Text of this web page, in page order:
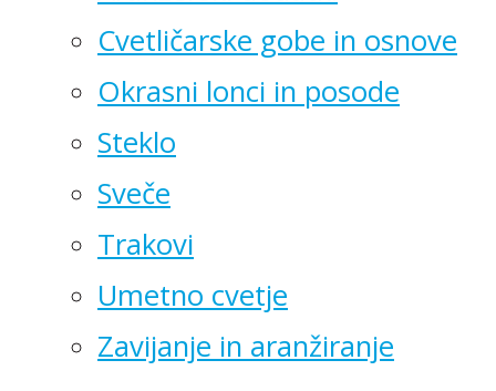
Cvetličarske gobe in osnove
Okrasni lonci in posode
Steklo
Sveče
Trakovi
Umetno cvetje
Zavijanje in aranžiranje